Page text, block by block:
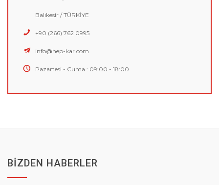
Balıkesir / TÜRKİYE
+90 (266) 762 0995
info@hep-kar.com
Pazartesi - Cuma : 09:00 - 18:00
BİZDEN HABERLER